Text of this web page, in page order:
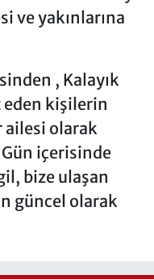
ve yakınlarına
, Kalayık
kişilerin
ailesi olarak
Gün içerisinde
bize ulaşan
güncel olarak